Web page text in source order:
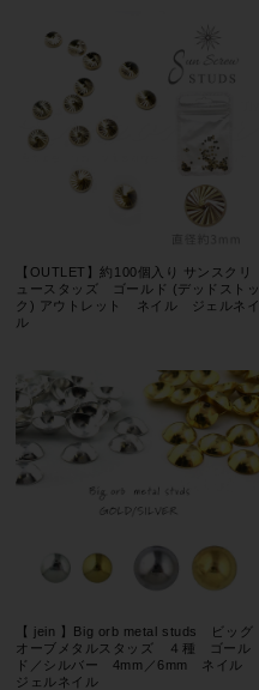
【OUTLET】約100個入り サンスクリ
ュースタッズ ゴールド (デッドストッ
ク) アウトレット ネイル ジェルネイ
ル
【 jein 】Big orb metal studs ビッグ
オーブメタルスタッズ ４種 ゴール
ド／シルバー 4mm／6mm ネイル
ジェルネイル